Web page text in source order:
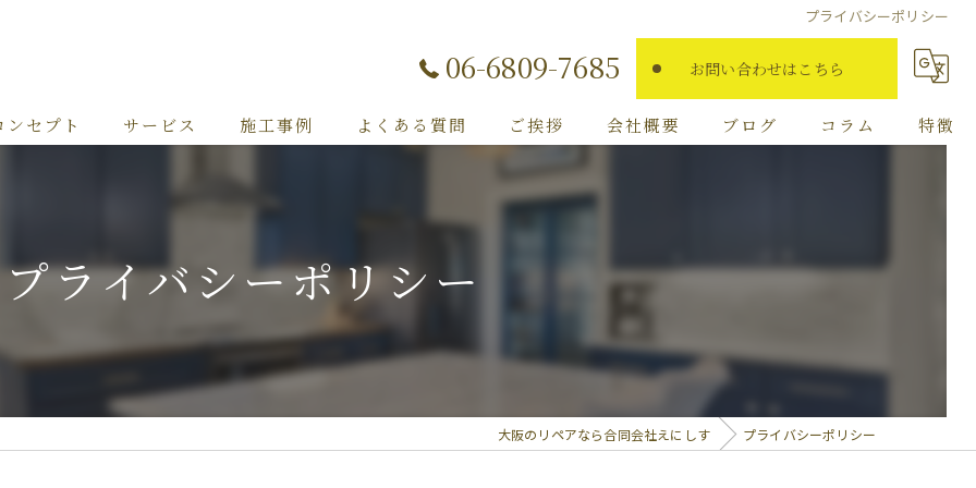
プライバシーポリシー
06-6809-7685 お問い合わせはこちら
ンセプト サービス 施工事例 よくある質問 ご挨拶 会社概要 ブログ コラム 特徴
プライバシーポリシー
大阪のリペアなら合同会社えにしす プライバシーポリシー